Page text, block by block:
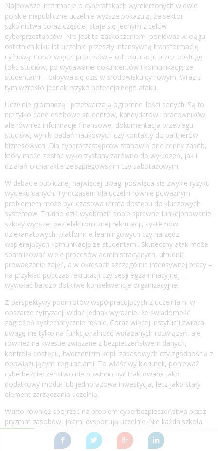
Najnowsze informacje o cyberatakach wymierzonych w dwie
polskie niepubliczne uczelnie wyższe pokazują, że sektor
szkolnictwa coraz częściej staje się jednym z celów
cyberprzestępców. Nie jest to zaskoczeniem, ponieważ w ciągu
ostatnich kilku lat uczelnie przeszły intensywną transformację
cyfrową. Coraz więcej procesów – od rekrutacji, przez obsługę
toku studiów, po wydawanie dokumentów i komunikację ze
studentami – odbywa się dziś w środowisku cyfrowym. Wraz z
tym wzrosło jednak ryzyko potencjalnego ataku.
Uczelnie gromadzą i przetwarzają ogromne ilości danych. Są to
nie tylko dane osobowe studentów, kandydatów i pracowników,
ale również informacje finansowe, dokumentacja przebiegu
studiów, wyniki badań naukowych czy kontakty do partnerów
biznesowych. Dla cyberprzestępców stanowią one cenny zasób,
który może zostać wykorzystany zarówno do wyłudzeń, jak i
działań o charakterze szpiegowskim czy sabotażowym.
W debacie publicznej najwięcej uwagi poświęca się zwykle ryzyku
wycieku danych. Tymczasem dla uczelni równie poważnym
problemem może być czasowa utrata dostępu do kluczowych
systemów. Trudno dziś wyobrazić sobie sprawne funkcjonowanie
szkoły wyższej bez elektronicznej rekrutacji, systemów
dziekanatowych, platform e-learningowych czy narzędzi
wspierających komunikację ze studentami. Skuteczny atak może
sparaliżować wiele procesów administracyjnych, utrudnić
prowadzenie zajęć, a w okresach szczególnie intensywnej pracy –
na przykład podczas rekrutacji czy sesji egzaminacyjnej –
wywołać bardzo dotkliwe konsekwencje organizacyjne.
Z perspektywy podmiotów współpracujących z uczelniami w
obszarze cyfryzacji widać jednak wyraźnie, że świadomość
zagrożeń systematycznie rośnie. Coraz więcej instytucji zwraca
uwagę nie tylko na funkcjonalność wdrażanych rozwiązań, ale
również na kwestie związane z bezpieczeństwem danych,
kontrolą dostępu, tworzeniem kopii zapasowych czy zgodnością z
obowiązującymi regulacjami. To właściwy kierunek, ponieważ
cyberbezpieczeństwo nie powinno być traktowane jako
dodatkowy moduł lub jednorazowa inwestycja, lecz jako stały
element zarządzania uczelnią.
Warto również spojrzeć na problem cyberbezpieczeństwa przez
pryzmat zasobów, jakimi dysponują uczelnie. Nie każda szkoła
wyższa może pozwolić sobie na utrzymywanie rozbudowanego
zespołu specjalistów odpowiedzialnych za całodobowy